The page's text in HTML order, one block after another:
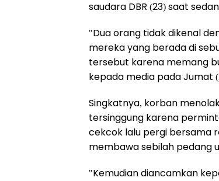
saudara DBR (23) saat
"Dua orang tidak dikenal
mereka yang berada di
tersebut karena memang
kepada media pada Jumat
Singkatnya, korban
tersinggung karena
cekcok lalu pergi bersama
membawa sebilah pedang
"Kemudian diancamkan